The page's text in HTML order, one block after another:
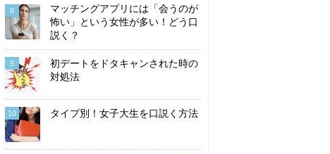
8
マッチングアプリには「会うのが
怖い」という女性が多い！どう口
説く？
9
初デートをドタキャンされた時の
対処法
10 タイプ別！女子大生を口説く方法